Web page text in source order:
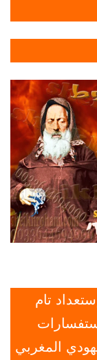
تام
المغربي